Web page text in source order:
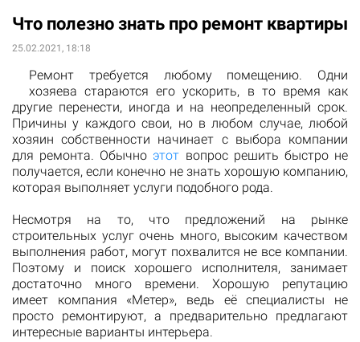
Что полезно знать про ремонт квартиры
25.02.2021, 18:18
Ремонт требуется любому помещению. Одни
хозяева стараются его ускорить, в то время как
другие перенести, иногда и на неопределенный срок.
Причины у каждого свои, но в любом случае, любой
хозяин собственности начинает с выбора компании
для ремонта. Обычно этот вопрос решить быстро не
получается, если конечно не знать хорошую компанию,
которая выполняет услуги подобного рода.
Несмотря на то, что предложений на рынке
строительных услуг очень много, высоким качеством
выполнения работ, могут похвалится не все компании.
Поэтому и поиск хорошего исполнителя, занимает
достаточно много времени. Хорошую репутацию
имеет компания «Метер», ведь её специалисты не
просто ремонтируют, а предварительно предлагают
интересные варианты интерьера.